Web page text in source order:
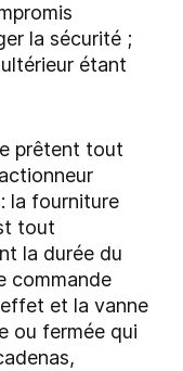
la sécurité ;
étant
prêtent tout
la fourniture
tout
la durée du
commande
effet et la vanne
ou fermée qui